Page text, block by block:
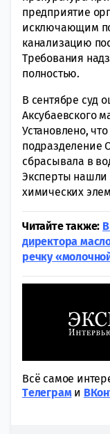
предприятие
исключающим
канализацию
Требования
полностью.
В сентябре суд
Аксубаевского
Установлено,
подразделение
сбрасывала в
Эксперты
химических
Читайте также:
директора
речку
Всё самое
Tелеграми